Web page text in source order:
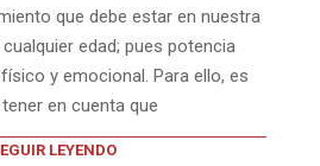
que debe estar en nuestra
edad; pues potencia
y emocional. Para ello, es
en cuenta que
LEYENDO